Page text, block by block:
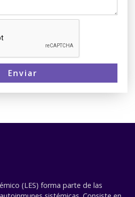
Enviar
(LES) forma parte de las